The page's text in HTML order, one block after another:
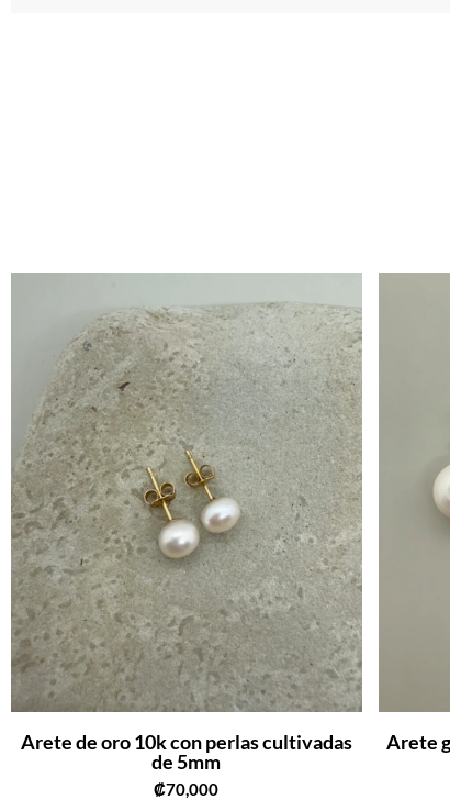
Arete de oro 10k con perlas cultivadas
de 5mm
₡70,000
Arete